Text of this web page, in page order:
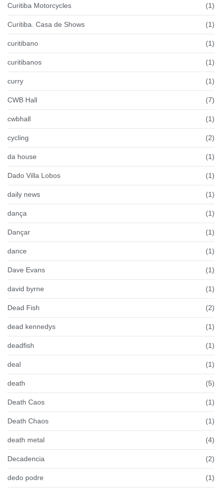
Curitiba Motorcycles (1)
Curitiba. Casa de Shows (1)
curitibano (1)
curitibanos (1)
curry (1)
CWB Hall (7)
cwbhall (1)
cycling (2)
da house (1)
Dado Villa Lobos (1)
daily news (1)
dança (1)
Dançar (1)
dance (1)
Dave Evans (1)
david byrne (1)
Dead Fish (2)
dead kennedys (1)
deadfish (1)
deal (1)
death (5)
Death Caos (1)
Death Chaos (1)
death metal (4)
Decadencia (2)
dedo podre (1)